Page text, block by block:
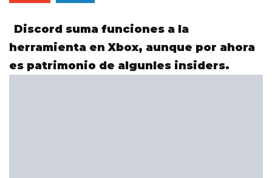
Discord suma funciones a la
herramienta en Xbox, aunque por ahora
es patrimonio de algunles insiders.